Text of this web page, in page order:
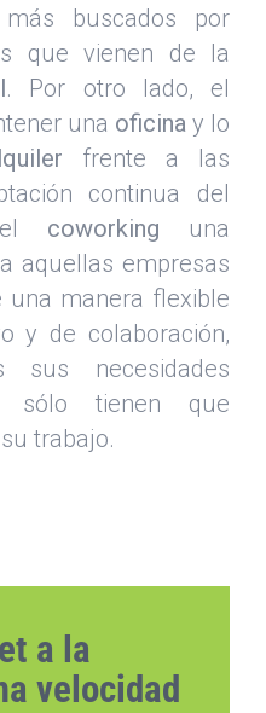
buscados por
que vienen de la
. Por otro lado, el
una oficina y lo
frente a las
continua del
coworking una
aquellas empresas
una manera flexible
y de colaboración,
sus necesidades
sólo tienen que
trabajo.
a la
velocidad